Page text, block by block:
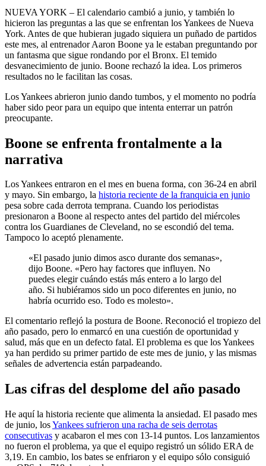
NUEVA YORK – El calendario cambió a junio, y también lo
hicieron las preguntas a las que se enfrentan los Yankees de Nueva
York. Antes de que hubieran jugado siquiera un puñado de partidos
este mes, al entrenador Aaron Boone ya le estaban preguntando por
un fantasma que sigue rondando por el Bronx. El temido
desvanecimiento de junio. Boone rechazó la idea. Los primeros
resultados no le facilitan las cosas.
Los Yankees abrieron junio dando tumbos, y el momento no podría
haber sido peor para un equipo que intenta enterrar un patrón
preocupante.
Boone se enfrenta frontalmente a la
narrativa
Los Yankees entraron en el mes en buena forma, con 36-24 en abril
y mayo. Sin embargo, la historia reciente de la franquicia en junio
pesa sobre cada derrota temprana. Cuando los periodistas
presionaron a Boone al respecto antes del partido del miércoles
contra los Guardianes de Cleveland, no se escondió del tema.
Tampoco lo aceptó plenamente.
«El pasado junio dimos asco durante dos semanas»,
dijo Boone. «Pero hay factores que influyen. No
puedes elegir cuándo estás más entero a lo largo del
año. Si hubiéramos sido un poco diferentes en junio, no
habría ocurrido eso. Todo es molesto».
El comentario reflejó la postura de Boone. Reconoció el tropiezo del
año pasado, pero lo enmarcó en una cuestión de oportunidad y
salud, más que en un defecto fatal. El problema es que los Yankees
ya han perdido su primer partido de este mes de junio, y las mismas
señales de advertencia están parpadeando.
Las cifras del desplome del año pasado
He aquí la historia reciente que alimenta la ansiedad. El pasado mes
de junio, losYankees sufrieron una racha de seis derrotas
consecutivas y acabaron el mes con 13-14 puntos. Los lanzamientos
no fueron el problema, ya que el equipo registró un sólido ERA de
3,19. En cambio, los bates se enfriaron y el equipo sólo consiguió